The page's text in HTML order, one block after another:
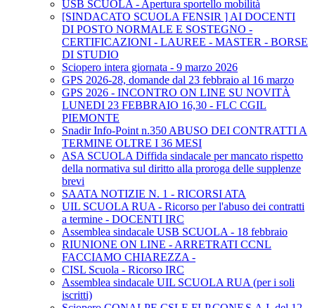
USB SCUOLA - Apertura sportello mobilità
[SINDACATO SCUOLA FENSIR ] AI DOCENTI
DI POSTO NORMALE E SOSTEGNO -
CERTIFICAZIONI - LAUREE - MASTER - BORSE
DI STUDIO
Sciopero intera giornata - 9 marzo 2026
GPS 2026-28, domande dal 23 febbraio al 16 marzo
GPS 2026 - INCONTRO ON LINE SU NOVITÀ
LUNEDI 23 FEBBRAIO 16,30 - FLC CGIL
PIEMONTE
Snadir Info-Point n.350 ABUSO DEI CONTRATTI A
TERMINE OLTRE I 36 MESI
ASA SCUOLA Diffida sindacale per mancato rispetto
della normativa sul diritto alla proroga delle supplenze
brevi
SAATA NOTIZIE N. 1 - RICORSI ATA
UIL SCUOLA RUA - Ricorso per l'abuso dei contratti
a termine - DOCENTI IRC
Assemblea sindacale USB SCUOLA - 18 febbraio
RIUNIONE ON LINE - ARRETRATI CCNL
FACCIAMO CHIAREZZA -
CISL Scuola - Ricorso IRC
Assemblea sindacale UIL SCUOLA RUA (per i soli
iscritti)